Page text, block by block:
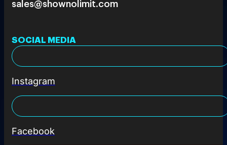
sales@shownolimit.com
SOCIAL MEDIA
Instagram
Facebook